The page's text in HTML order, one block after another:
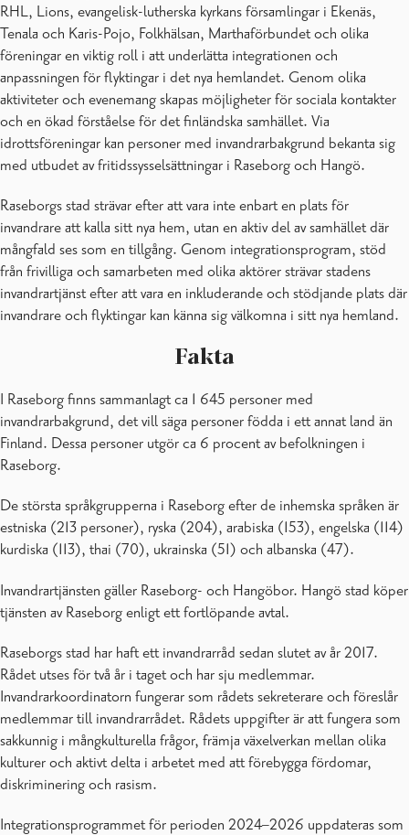
RHL, Lions, evangelisk-lutherska kyrkans församlingar i Ekenäs,
Tenala och Karis-Pojo, Folkhälsan, Marthaförbundet och olika
föreningar en viktig roll i att underlätta integrationen och
anpassningen för flyktingar i det nya hemlandet. Genom olika
aktiviteter och evenemang skapas möjligheter för sociala kontakter
och en ökad förståelse för det finländska samhället. Via
idrottsföreningar kan personer med invandrarbakgrund bekanta sig
med utbudet av fritidssysselsättningar i Raseborg och Hangö.
Raseborgs stad strävar efter att vara inte enbart en plats för
invandrare att kalla sitt nya hem, utan en aktiv del av samhället där
mångfald ses som en tillgång. Genom integrationsprogram, stöd
från frivilliga och samarbeten med olika aktörer strävar stadens
invandrartjänst efter att vara en inkluderande och stödjande plats där
invandrare och flyktingar kan känna sig välkomna i sitt nya hemland.
Fakta
I Raseborg finns sammanlagt ca 1 645 personer med
invandrarbakgrund, det vill säga personer födda i ett annat land än
Finland. Dessa personer utgör ca 6 procent av befolkningen i
Raseborg.
De största språkgrupperna i Raseborg efter de inhemska språken är
estniska (213 personer), ryska (204), arabiska (153), engelska (114)
kurdiska (113), thai (70), ukrainska (51) och albanska (47).
Invandrartjänsten gäller Raseborg- och Hangöbor. Hangö stad köper
tjänsten av Raseborg enligt ett fortlöpande avtal.
Raseborgs stad har haft ett invandrarråd sedan slutet av år 2017.
Rådet utses för två år i taget och har sju medlemmar.
Invandrarkoordinatorn fungerar som rådets sekreterare och föreslår
medlemmar till invandrarrådet. Rådets uppgifter är att fungera som
sakkunnig i mångkulturella frågor, främja växelverkan mellan olika
kulturer och aktivt delta i arbetet med att förebygga fördomar,
diskriminering och rasism.
Integrationsprogrammet för perioden 2024–2026 uppdateras som